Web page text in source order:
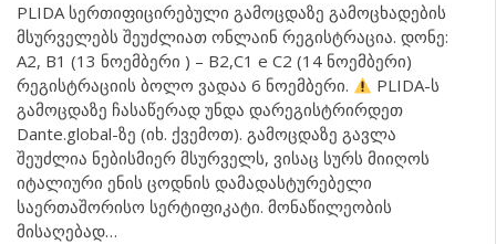
PLIDA სერთიფიცირებული გამოცდაზე გამოცხადების
მსურველებს შეუძლიათ ონლაინ რეგისტრაცია. დონე:
A2, B1 (13 ნოემბერი ) – B2,C1 e C2 (14 ნოემბერი)
რეგისტრაციის ბოლო ვადაა 6 ნოემბერი.
PLIDA-ს
გამოცდაზე ჩასაწერად უნდა დარეგისტრირდეთ
Dante.global-ზე (იხ. ქვემოთ). გამოცდაზე გავლა
შეუძლია ნებისმიერ მსურველს, ვისაც სურს მიიღოს
იტალიური ენის ცოდნის დამადასტურებელი
საერთაშორისო სერტიფიკატი. მონაწილეობის
მისაღებად…